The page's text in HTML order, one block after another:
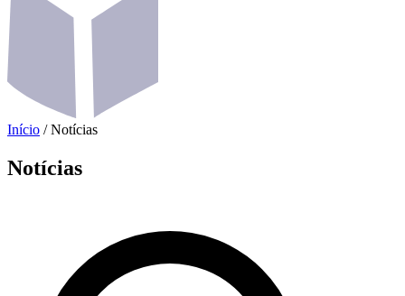
Início / Notícias
Notícias